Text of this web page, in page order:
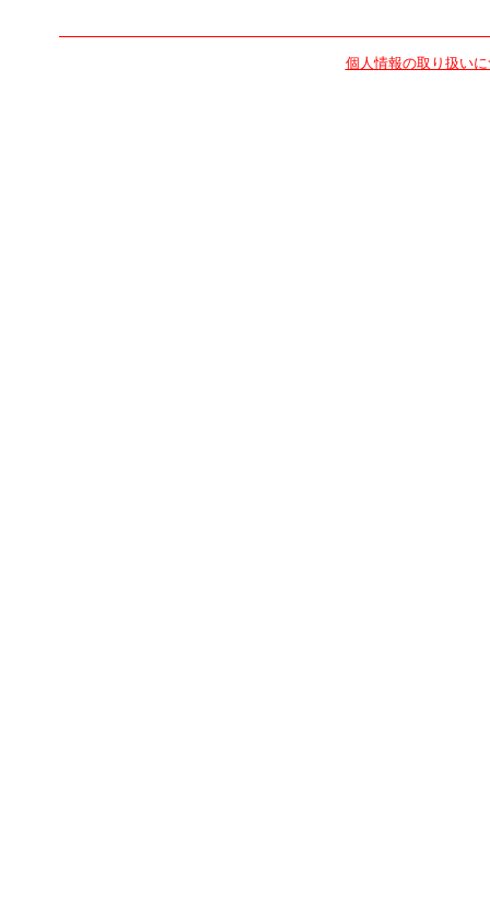
個人情報の取り扱い